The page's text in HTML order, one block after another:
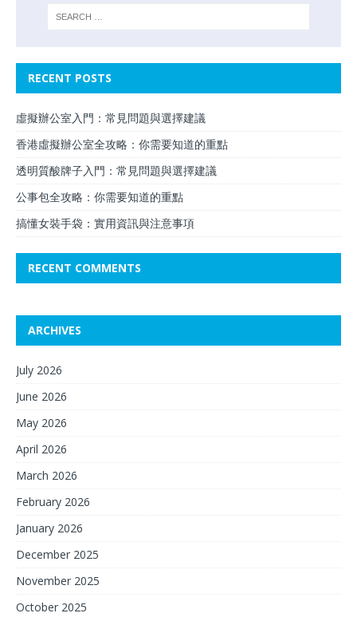
RECENT POSTS
虛擬辦公室入門：常見問題與選擇建議
香港虛擬辦公室全攻略：你需要知道的重點
透明質酸牌子入門：常見問題與選擇建議
公事包全攻略：你需要知道的重點
搞懂女裝手袋：實用資訊與注意事項
RECENT COMMENTS
ARCHIVES
July 2026
June 2026
May 2026
April 2026
March 2026
February 2026
January 2026
December 2025
November 2025
October 2025